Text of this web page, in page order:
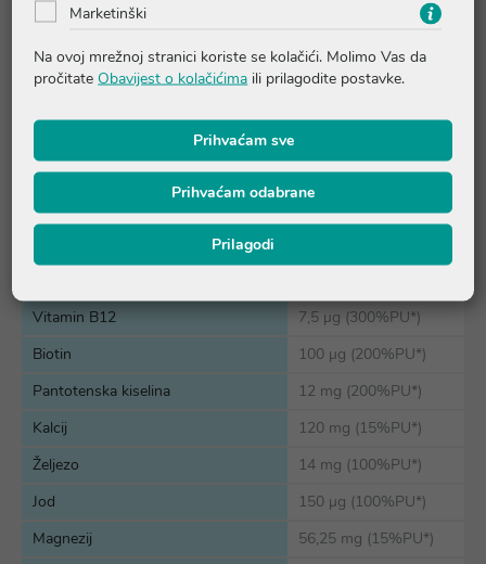
(200%PU*)
Vitamin B1
Vitamin B2
2,8 mg (200%PU*)
Vitamin B3 (niacin)
20 mg NE (125%PU*)
Vitamin B12
7,5 µg (300%PU*)
Biotin
100 µg (200%PU*)
Pantotenska kiselina
12 mg (200%PU*)
Kalcij
120 mg (15%PU*)
Željezo
14 mg (100%PU*)
Jod
150 µg (100%PU*)
Magnezij
56,25 mg (15%PU*)
Marketinški
Na ovoj mrežnoj stranici koriste se kolačići. Molimo Vas da
pročitate Obavijest o kolačićima ili prilagodite postavke.
Prihvaćam sve
Prihvaćam odabrane
Prilagodi